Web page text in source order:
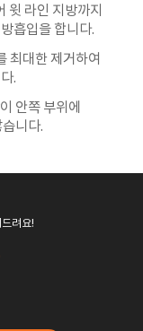
윗 라인 지방까지
흡입을 합니다.
최대한 제거하여
.
안쪽 부위에
니다.
려요!